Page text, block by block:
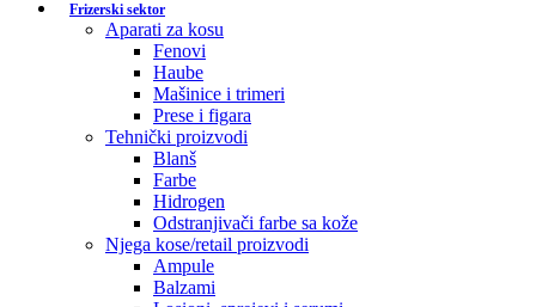
Frizerski sektor
Aparati za kosu
Fenovi
Haube
Mašinice i trimeri
Prese i figara
Tehnički proizvodi
Blanš
Farbe
Hidrogen
Odstranjivači farbe sa kože
Njega kose/retail proizvodi
Ampule
Balzami